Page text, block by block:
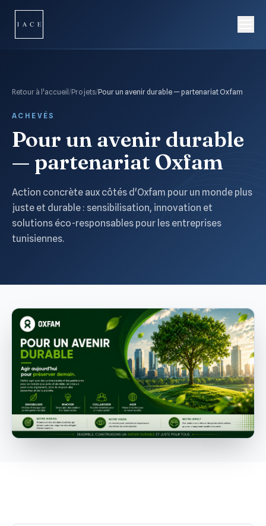
Retour à l'accueil /Projets/Pour un avenir durable — partenariat Oxfam
ACHEVÉS
Pour un avenir durable
— partenariat Oxfam
Action concrète aux côtés d'Oxfam pour un monde plus
juste et durable : sensibilisation, innovation et
solutions éco-responsables pour les entreprises
tunisiennes.